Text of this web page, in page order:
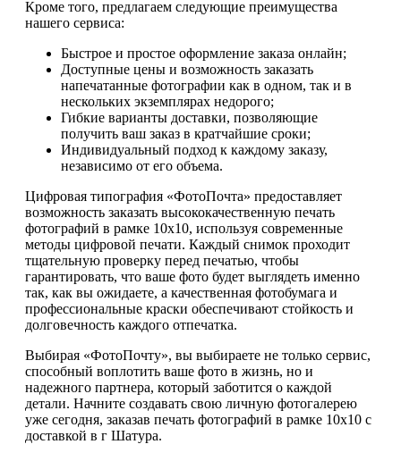
Кроме того, предлагаем следующие преимущества
нашего сервиса:
Быстрое и простое оформление заказа онлайн;
Доступные цены и возможность заказать
напечатанные фотографии как в одном, так и в
нескольких экземплярах недорого;
Гибкие варианты доставки, позволяющие
получить ваш заказ в кратчайшие сроки;
Индивидуальный подход к каждому заказу,
независимо от его объема.
Цифровая типография «ФотоПочта» предоставляет
возможность заказать высококачественную печать
фотографий в рамке 10х10, используя современные
методы цифровой печати. Каждый снимок проходит
тщательную проверку перед печатью, чтобы
гарантировать, что ваше фото будет выглядеть именно
так, как вы ожидаете, а качественная фотобумага и
профессиональные краски обеспечивают стойкость и
долговечность каждого отпечатка.
Выбирая «ФотоПочту», вы выбираете не только сервис,
способный воплотить ваше фото в жизнь, но и
надежного партнера, который заботится о каждой
детали. Начните создавать свою личную фотогалерею
уже сегодня, заказав печать фотографий в рамке 10х10 с
доставкой в г Шатура.